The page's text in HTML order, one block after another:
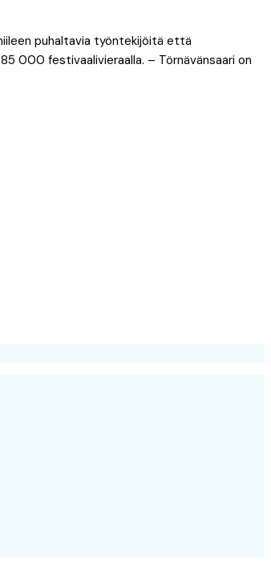
puhaltavia työntekijöitä että
000 festivaalivieraalla. – Törnävänsaari on